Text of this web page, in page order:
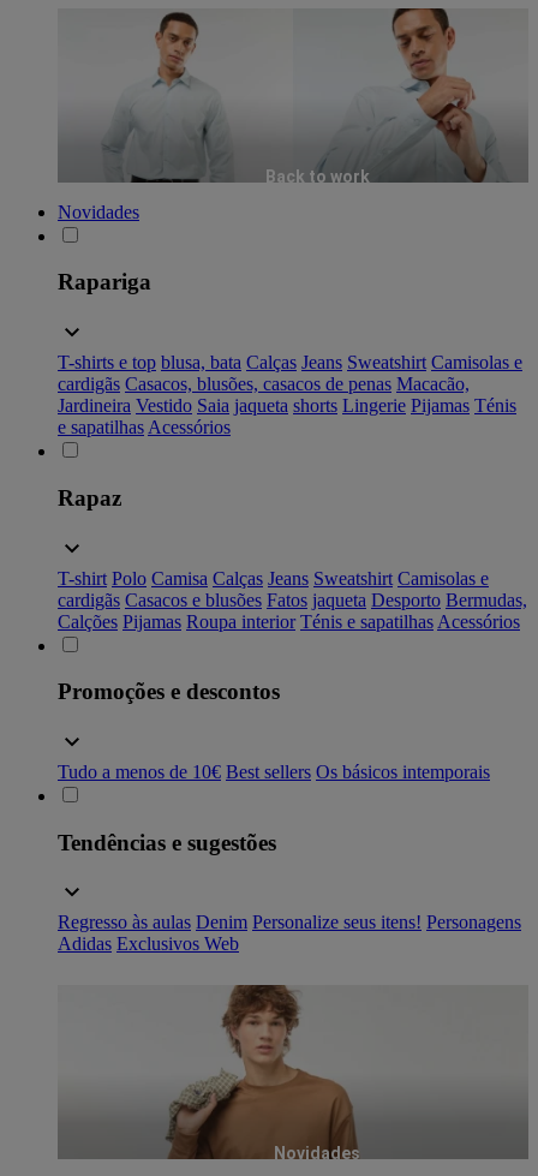
Back to work
Novidades
Rapariga
T-shirts e top blusa, bata Calças Jeans Sweatshirt Camisolas e
cardigãs Casacos, blusões, casacos de penas Macacão,
Jardineira Vestido Saia jaqueta shorts Lingerie Pijamas Ténis
e sapatilhas Acessórios
Rapaz
T-shirt Polo Camisa Calças Jeans Sweatshirt Camisolas e
cardigãs Casacos e blusões Fatos jaqueta Desporto Bermudas,
Calções Pijamas Roupa interior Ténis e sapatilhas Acessórios
Promoções e descontos
Tudo a menos de 10€ Best sellers Os básicos intemporais
Tendências e sugestões
Regresso às aulas Denim Personalize seus itens! Personagens
Adidas Exclusivos Web
Novidades